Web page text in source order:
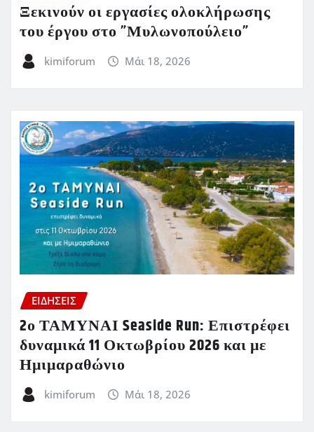
Ξεκινούν οι εργασίες ολοκλήρωσης
του έργου στο ”Μυλωνοπούλειο”
kimiforum Μάι 18, 2026
ΕΙΔΗΣΕΙΣ
2ο ΤΑΜΥΝΑΙ Seaside Run: Επιστρέφει
δυναμικά 11 Οκτωβρίου 2026 και με
Ημιμαραθώνιο
kimiforum Μάι 18, 2026